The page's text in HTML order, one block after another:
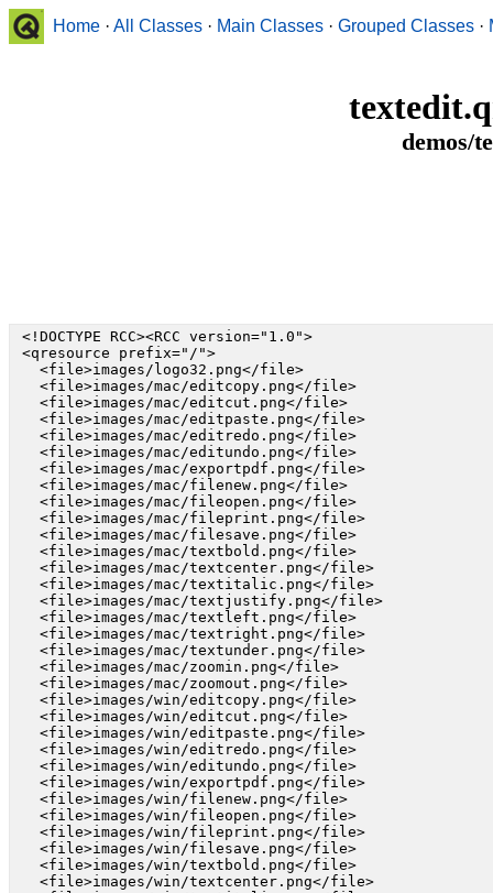
Home · All Classes · Main Classes · Grouped Classes ·
demos/
<!DOCTYPE RCC><RCC version="1.0">
<qresource prefix="/">
   <file>images/logo32.png</file>
   <file>images/mac/editcopy.png</file>
   <file>images/mac/editcut.png</file>
   <file>images/mac/editpaste.png</file>
   <file>images/mac/editredo.png</file>
   <file>images/mac/editundo.png</file>
   <file>images/mac/exportpdf.png</file>
   <file>images/mac/filenew.png</file>
   <file>images/mac/fileopen.png</file>
   <file>images/mac/fileprint.png</file>
   <file>images/mac/filesave.png</file>
   <file>images/mac/textbold.png</file>
   <file>images/mac/textcenter.png</file>
   <file>images/mac/textitalic.png</file>
   <file>images/mac/textjustify.png</file>
   <file>images/mac/textleft.png</file>
   <file>images/mac/textright.png</file>
   <file>images/mac/textunder.png</file>
   <file>images/mac/zoomin.png</file>
   <file>images/mac/zoomout.png</file>
   <file>images/win/editcopy.png</file>
   <file>images/win/editcut.png</file>
   <file>images/win/editpaste.png</file>
   <file>images/win/editredo.png</file>
   <file>images/win/editundo.png</file>
   <file>images/win/exportpdf.png</file>
   <file>images/win/filenew.png</file>
   <file>images/win/fileopen.png</file>
   <file>images/win/fileprint.png</file>
   <file>images/win/filesave.png</file>
   <file>images/win/textbold.png</file>
   <file>images/win/textcenter.png</file>